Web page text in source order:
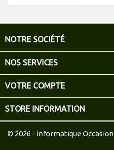
NOTRE SOCIÉTÉ
NOS SERVICES
VOTRE COMPTE
STORE INFORMATION
© 2026 - Informatique Occasion